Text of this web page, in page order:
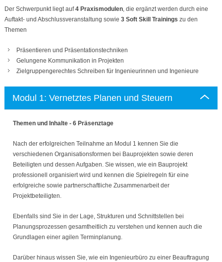
Der Schwerpunkt liegt auf4 Praxismodulen, die ergänzt werden durch eine
Auftakt- und Abschlussveranstaltung sowie 3 Soft Skill Trainings zu den
Themen
Präsentieren und Präsentationstechniken
Gelungene Kommunikation in Projekten
Zielgruppengerechtes Schreiben für Ingenieurinnen und Ingenieure
Modul 1: Vernetztes Planen und Steuern
Themen und Inhalte - 6 Präsenztage
Nach der erfolgreichen Teilnahme an Modul 1 kennen Sie die
verschiedenen Organisationsformen bei Bauprojekten sowie deren
Beteiligten und dessen Aufgaben. Sie wissen, wie ein Bauprojekt
professionell organisiert wird und kennen die Spielregeln für eine
erfolgreiche sowie partnerschaftliche Zusammenarbeit der
Projektbeteiligten.
Ebenfalls sind Sie in der Lage, Strukturen und Schnittstellen bei
Planungsprozessen gesamtheitlich zu verstehen und kennen auch die
Grundlagen einer agilen Terminplanung.
Darüber hinaus wissen Sie, wie ein Ingenieurbüro zu einer Beauftragung